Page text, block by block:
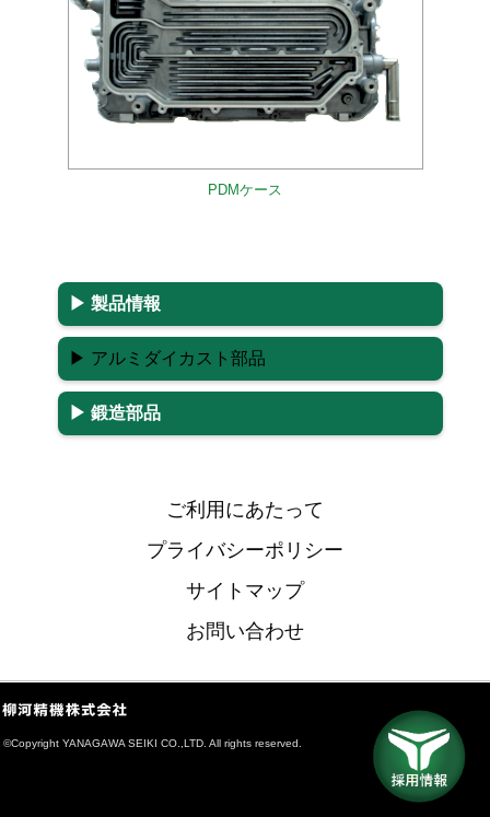
PDMケース
▶ 製品情報
▶ アルミダイカスト部品
▶ 鍛造部品
ご利用にあたって
プライバシーポリシー
サイトマップ
お問い合わせ
©Copyright YANAGAWA SEIKI CO.,LTD. All rights reserved.